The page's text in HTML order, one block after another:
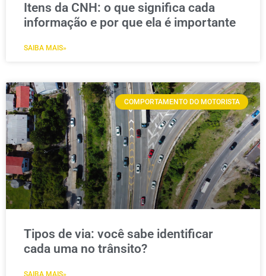
Itens da CNH: o que significa cada
informação e por que ela é importante
SAIBA MAIS»
COMPORTAMENTO DO MOTORISTA
Tipos de via: você sabe identificar
cada uma no trânsito?
SAIBA MAIS»